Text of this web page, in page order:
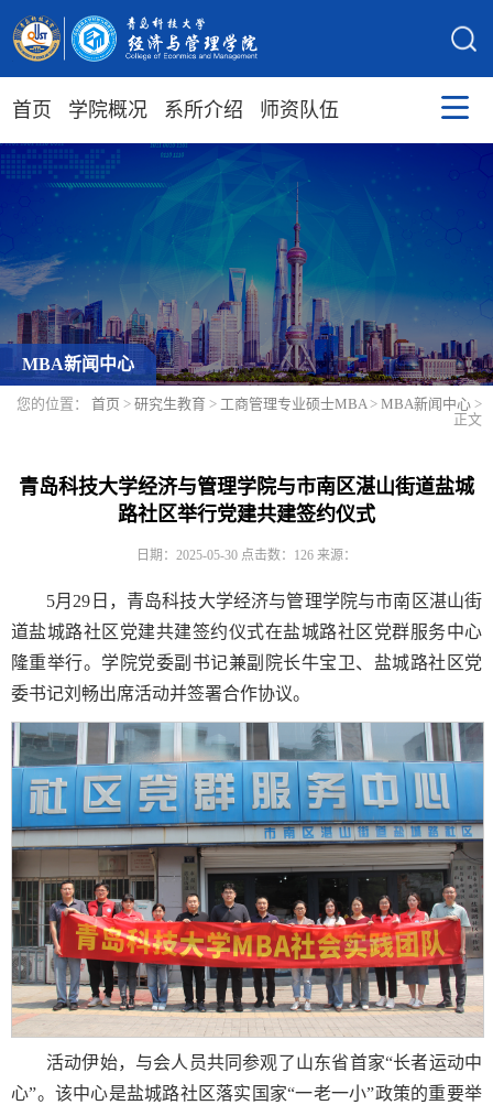
首页 学院概况 系所介绍 师资队伍
MBA新闻中心
您的位置： 首页 > 研究生教育 > 工商管理专业硕士MBA> MBA新闻中心 >
正文
青岛科技大学经济与管理学院与市南区湛山街道盐城
路社区举行党建共建签约仪式
日期：2025-05-30 点击数： 126 来源：
5月29日，青岛科技大学经济与管理学院与市南区湛山街
道盐城路社区党建共建签约仪式在盐城路社区党群服务中心
隆重举行。学院党委副书记兼副院长牛宝卫、盐城路社区党
委书记刘畅出席活动并签署合作协议。
活动伊始，与会人员共同参观了山东省首家“长者运动中
心”。该中心是盐城路社区落实国家“一老一小”政策的重要举